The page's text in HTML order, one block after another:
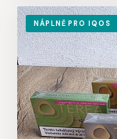
NÁPLNĚ PRO IQOS